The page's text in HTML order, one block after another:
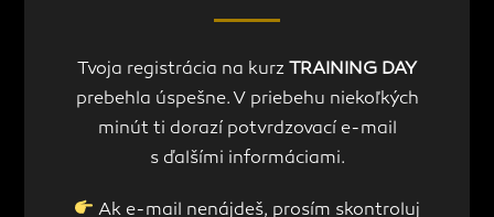
Tvoja registrácia na kurz TRAINING DAY
prebehla úspešne. V priebehu niekoľkých
minút ti dorazí potvrdzovací e-mail
s ďalšími informáciami.
Ak e-mail nenájdeš, prosím skontroluj